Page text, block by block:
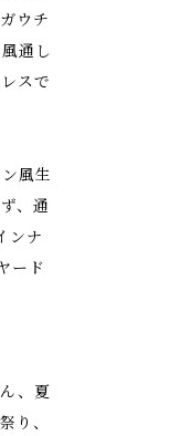
ウチ
通し
スで
風生
、通
ンナ
ード
、夏
り、